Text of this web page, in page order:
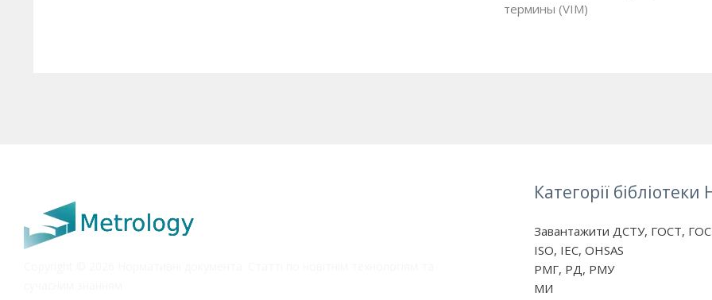
термины (VIM)
Категорії бібліотеки
Завантажити ДСТУ, ГОСТ,
ISO, IEC, OHSAS
РМГ, РД, РМУ
МИ